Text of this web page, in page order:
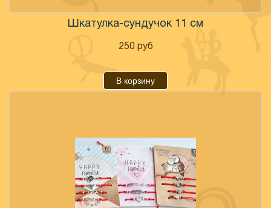
Шкатулка-сундучок 11 см
250 руб
В корзину